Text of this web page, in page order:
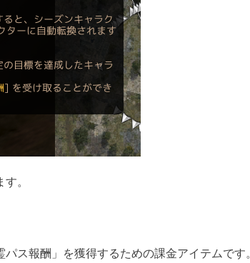
。
ス報酬」を獲得するための課金アイテムです。